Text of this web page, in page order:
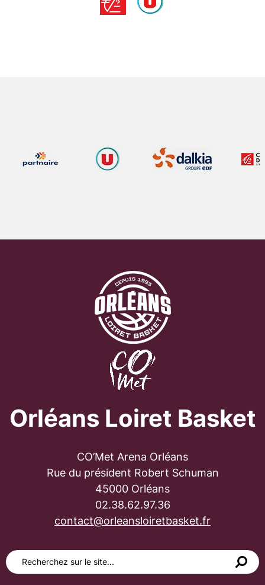
Orléans Loiret Basket
CO’Met Arena Orléans
Rue du président Robert Schuman
45000 Orléans
02.38.62.97.36
contact@orleansloiretbasket.fr